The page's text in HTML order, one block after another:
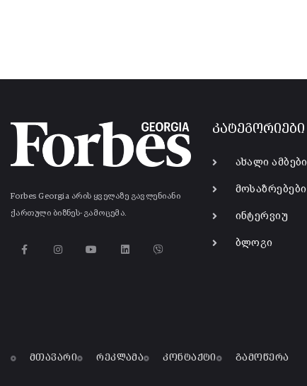
Forbes Georgia არის ყველაზე გავლენიანი
ქართული ბიზნეს-გამოცემა.
კატეგორიები
ახალი ამბები
მოსაზრებები
ინტერვიუ
ბლოგი
მთავარი რეკლამა კონტაქტი გამოწერა